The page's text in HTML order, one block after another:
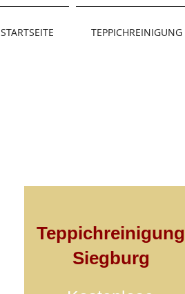
STARTSEITE TEPPICHREINIGUNG
Teppichreinigung
Siegburg